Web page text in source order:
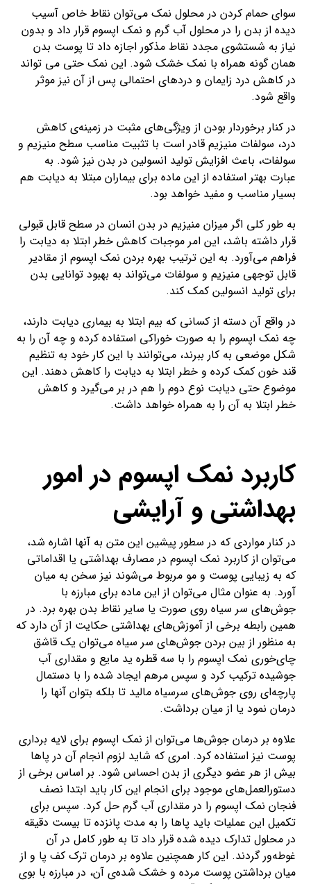
سوای حمام کردن در محلول نمک می‌توان نقاط خاص آسیب
دیده از بدن را در محلول آب گرم و نمک اپسوم قرار داد و بدون
نیاز به شستشوی مجدد نقاط مذکور اجازه داد تا پوست بدن
همان گونه همراه با نمک خشک شود. این نمک حتی می تواند
در کاهش درد زایمان و دردهای احتمالی پس از آن نیز موثر
واقع شود.
در کنار برخوردار بودن از ویژگی‌های مثبت در زمینه‌ی کاهش
درد، سولفات منیزیم قادر است با تثبیت مناسب سطح منیزیم و
سولفات، باعث افزایش تولید انسولین در بدن نیز شود. به
عبارت بهتر استفاده از این ماده برای بیماران مبتلا به دیابت هم
بسیار مناسب و مفید خواهد بود.
به طور کلی اگر میزان منیزیم در بدن انسان در سطح قابل قبولی
قرار داشته باشد، این امر موجبات کاهش خطر ابتلا به دیابت را
فراهم می‌آورد. به این ترتیب بهره بردن نمک اپسوم از مقادیر
قابل توجهی منیزیم و سولفات می‌تواند به بهبود توانایی بدن
برای تولید انسولین کمک کند.
در واقع آن دسته از کسانی که بیم ابتلا به بیماری دیابت دارند،
چه نمک اپسوم را به صورت خوراکی استفاده کرده و چه آن را به
شکل موضعی به کار ببرند، می‌توانند با این کار خود به تنظیم
قند خون کمک کرده و خطر ابتلا به دیابت را کاهش دهند. این
موضوع حتی دیابت نوع دوم را هم در بر می‌گیرد و کاهش
خطر ابتلا به آن را به همراه خواهد داشت.
کاربرد نمک اپسوم در امور
بهداشتی و آرایشی
در کنار مواردی که در سطور پیشین این متن به آنها اشاره شد،
می‌توان از کاربرد نمک اپسوم در مصارف بهداشتی یا اقداماتی
که به زیبایی پوست و مو مربوط می‌شوند نیز سخن به میان
آورد. به عنوان مثال می‌توان از این ماده برای مبارزه با
جوش‌های سر سیاه روی صورت یا سایر نقاط بدن بهره برد. در
همین رابطه برخی از آموزش‌های بهداشتی حکایت از آن دارد که
به منظور از بین بردن جوش‌های سر سیاه می‌توان یک قاشق
چای‌خوری نمک اپسوم را با سه قطره ید مایع و مقداری آب
جوشیده ترکیب کرد و سپس مرهم ایجاد شده را با دستمال
پارچه‌ای روی جوش‌های سرسیاه مالید تا بلکه بتوان آنها را
درمان نمود یا از میان برداشت.
علاوه بر درمان جوش‌ها می‌توان از نمک اپسوم برای لایه برداری
پوست نیز استفاده کرد. امری که شاید لزوم انجام آن در پاها
بیش از هر عضو دیگری از بدن احساس شود. بر اساس برخی از
دستورالعمل‌های موجود برای انجام این کار باید ابتدا نصف
فنجان نمک اپسوم را در مقداری آب گرم حل کرد. سپس برای
تکمیل این عملیات باید پاها را به مدت پانزده تا بیست دقیقه
در محلول تدارک دیده شده قرار داد تا به طور کامل در آن
غوطه‌ور گردند. این کار همچنین علاوه بر درمان ترک کف پا و از
میان برداشتن پوست مرده و خشک شده‌ی آن، در مبارزه با بوی